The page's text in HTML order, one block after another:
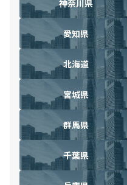
神奈川県
愛知県
北海道
宮城県
群馬県
千葉県